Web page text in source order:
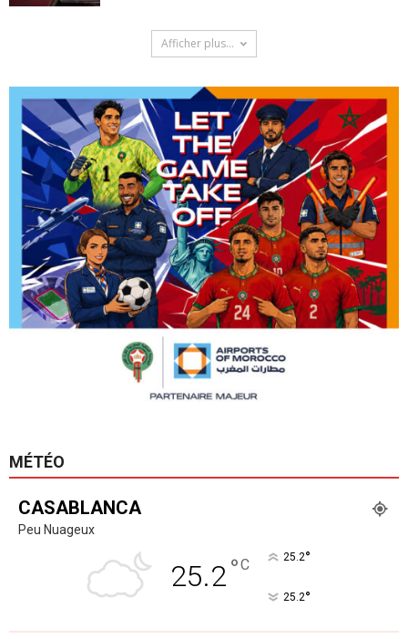
Afficher plus...
MÉTÉO
CASABLANCA
Peu Nuageux
25.2°C 25.2°
25.2°